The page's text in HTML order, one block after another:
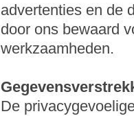
advertenties en de
door ons bewaard
werkzaamheden.
De